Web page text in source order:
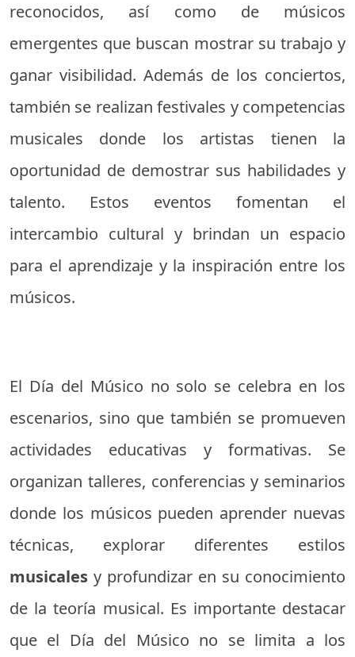
reconocidos, así como de músicos
emergentes que buscan mostrar su trabajo y
ganar visibilidad. Además de los conciertos,
también se realizan festivales y competencias
musicales donde los artistas tienen la
oportunidad de demostrar sus habilidades y
talento. Estos eventos fomentan el
intercambio cultural y brindan un espacio
para el aprendizaje y la inspiración entre los
músicos.
El Día del Músico no solo se celebra en los
escenarios, sino que también se promueven
actividades educativas y formativas. Se
organizan talleres, conferencias y seminarios
donde los músicos pueden aprender nuevas
técnicas, explorar diferentes estilos
musicales y profundizar en su conocimiento
de la teoría musical. Es importante destacar
que el Día del Músico no se limita a los